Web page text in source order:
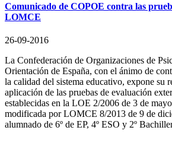
Comunicado de COPOE contra las
LOMCE
26-09-2016
La Confederación de Organizaciones de
Orientación de España, con el ánimo de
la calidad del sistema educativo, expone su
aplicación de las pruebas de evaluación
establecidas en la LOE 2/2006 de 3 de
modificada por LOMCE 8/2013 de 9 de
alumnado de 6º de EP, 4º ESO y 2º